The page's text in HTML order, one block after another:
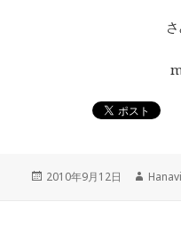
投
2010年9月12日
作